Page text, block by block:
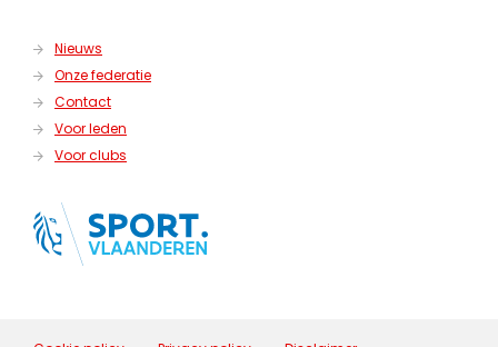
Nieuws
Onze federatie
Contact
Voor leden
Voor clubs